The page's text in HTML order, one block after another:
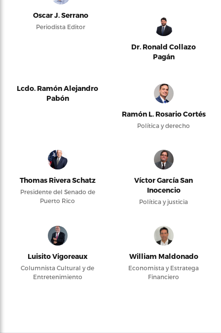
Oscar J. Serrano
Periodista Editor
Dr. Ronald Collazo
Pagán
Lcdo. Ramón Alejandro
Pabón
Ramón L. Rosario Cortés
Política y derecho
Thomas Rivera Schatz
Presidente del Senado de
Puerto Rico
Víctor García San
Inocencio
Política y justicia
Luisito Vigoreaux
Columnista Cultural y de
Entretenimiento
William Maldonado
Economista y Estratega
Financiero